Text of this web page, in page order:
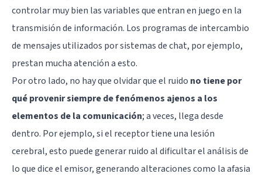
controlar muy bien las variables que entran en juego en la
transmisión de información. Los programas de intercambio
de mensajes utilizados por sistemas de chat, por ejemplo,
prestan mucha atención a esto.
Por otro lado, no hay que olvidar que el ruido no tiene por
qué provenir siempre de fenómenos ajenos a los
elementos de la comunicación; a veces, llega desde
dentro. Por ejemplo, si el receptor tiene una lesión
cerebral, esto puede generar ruido al dificultar el análisis de
lo que dice el emisor, generando alteraciones como laafasia